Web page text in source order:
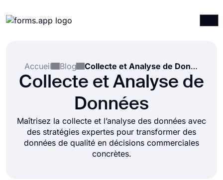
Intégrations
Modèles
Tarification
Accueil
Blog Collecte et Analyse de Données
Collecte et Analyse de
Données
Maîtrisez la collecte et l’analyse des données avec
des stratégies expertes pour transformer des
données de qualité en décisions commerciales
concrètes.